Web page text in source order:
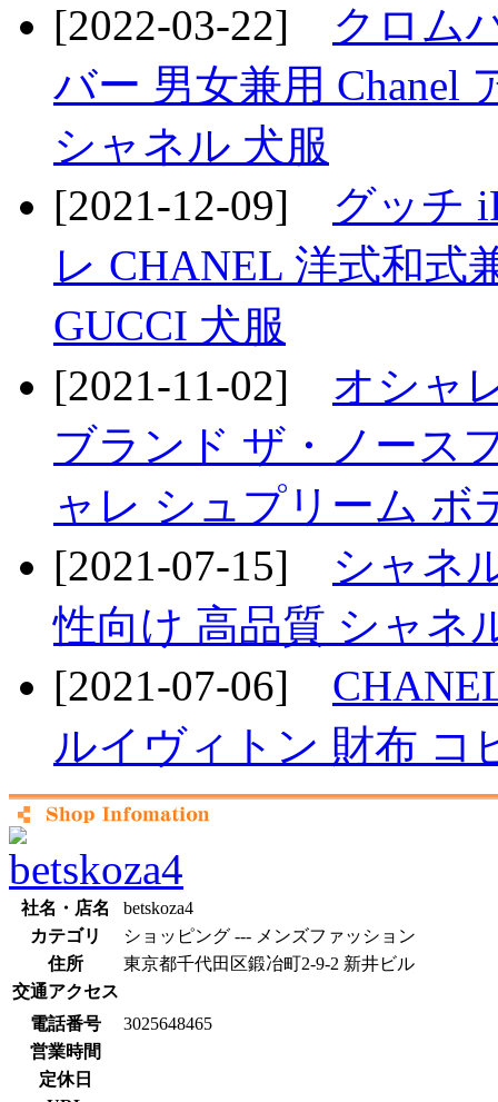
[2022-03-22] クロム
バー 男女兼用 Chanel
シャネル 犬服
[2021-12-09] グッチ
レ CHANEL 洋式和式
GUCCI 犬服
[2021-11-02] オシャ
ブランド ザ・ノース
ャレ シュプリーム ボ
[2021-07-15] シャネ
性向け 高品質 シャネ
[2021-07-06]
ルイヴィトン 財布 コ
社名・店名
betskoza4
カテゴリ
ショッピング --- メンズファッション
住所
東京都千代田区鍛冶町2-9-2 新井ビル
交通アクセス
電話番号
3025648465
営業時間
定休日